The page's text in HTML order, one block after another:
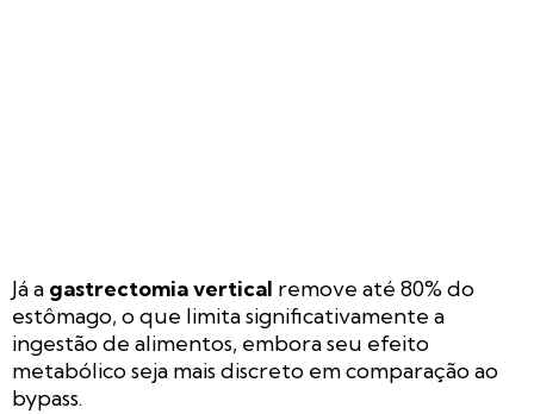
Já a gastrectomia vertical remove até 80% do
estômago, o que limita significativamente a
ingestão de alimentos, embora seu efeito
metabólico seja mais discreto em comparação ao
bypass.